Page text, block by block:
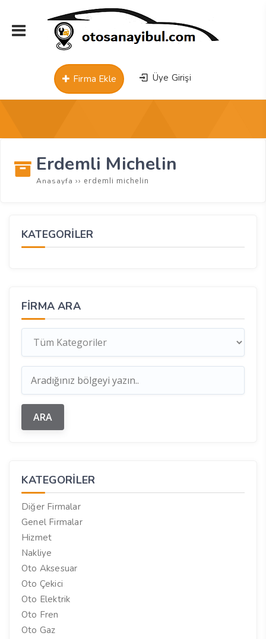
Üye Girişi
Firma Ekle
Erdemli Michelin
Anasayfa ›› erdemli michelin
KATEGORİLER
FIRMA ARA
KATEGORILER
Diğer Firmalar
Genel Firmalar
Hizmet
Nakliye
Oto Aksesuar
Oto Çekici
Oto Elektrik
Oto Fren
Oto Gaz